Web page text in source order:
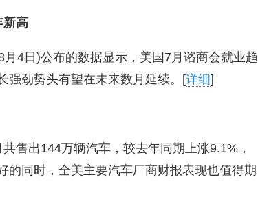
新高
4日)公布的数据显示，美国7月谘商会就业趋
强劲势头有望在未来数月延续。[详细]
售出144万辆汽车，较去年同期上涨9.1%，
的同时，全美主要汽车厂商财报表现也值得期